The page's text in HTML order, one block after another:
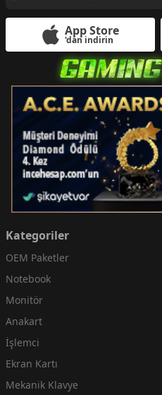
App Store
'dan indirin
Kategoriler
OEM Paketler
Notebook
Monitör
Anakart
İşlemci
Ekran Kartı
Mekanik Klavye